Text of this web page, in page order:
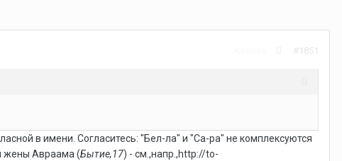
#1851
в имени. Согласитесь: "Бел-ла" и "Са-ра" не комплексуются
жены Авраама (Бытие,17) - см.,напр.,http://to-